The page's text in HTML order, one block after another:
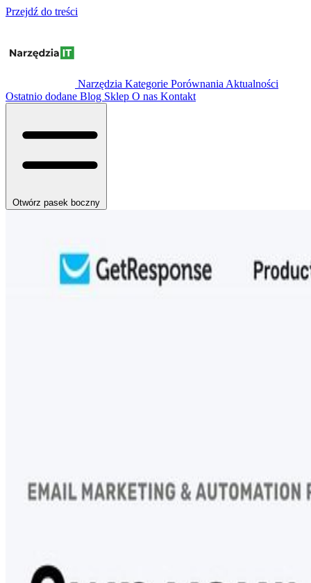
Przejdź do treści
Narzędzia Kategorie Porównania Aktualności
Ostatnio dodane Blog Sklep O nas Kontakt
Otwórz pasek boczny